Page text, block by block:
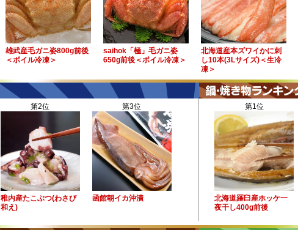
雄武産毛ガニ姿800g前後
＜ボイル冷凍＞
saihok「極」毛ガニ姿
650g前後＜ボイル冷凍＞
北海道産本ズワイかに刺
し10本(3Lサイズ)＜生冷
凍＞
第2位
稚内産たこぶつ(わさび
和え)
第3位
函館朝イカ沖漬
第1位
北海道羅臼産ホッケ一
夜干し400g前後